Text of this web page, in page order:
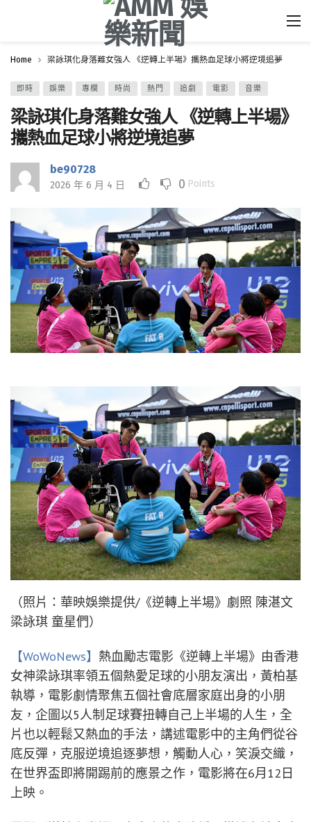
Home 梁詠琪化身落難女強人 《逆轉上半場》攜熱血足球小將逆境追夢
即時 娛樂 專欄 時尚 熱門 追劇 電影 音樂
梁詠琪化身落難女強人 《逆轉上半場》
攜熱血足球小將逆境追夢
be90728
2026 年 6 月 4 日 0 Points
（照片：華映娛樂提供/《逆轉上半場》劇照 陳湛文
梁詠琪 童星們）
【WoWoNews】 熱血勵志電影《逆轉上半場》由香港
女神梁詠琪率領五個熱愛足球的小朋友演出，黃柏基
執導，電影劇情聚焦五個社會底層家庭出身的小朋
友，企圖以5人制足球賽扭轉自己上半場的人生，全
片也以輕鬆又熱血的手法，講述電影中的主角們從谷
底反彈，克服逆境追逐夢想，觸動人心，笑淚交織，
在世界盃即將開踢前的應景之作，電影將在6月12日
上映。